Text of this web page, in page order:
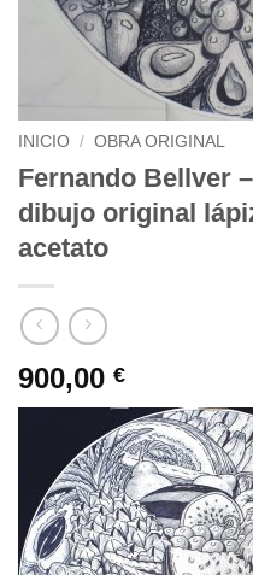
INICIO / OBRA ORIGINAL
Fernando Bellver
dibujo original
acetato
900,00 €